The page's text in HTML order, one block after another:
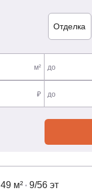
м² до
₽ до
49 м² 9/56 эт